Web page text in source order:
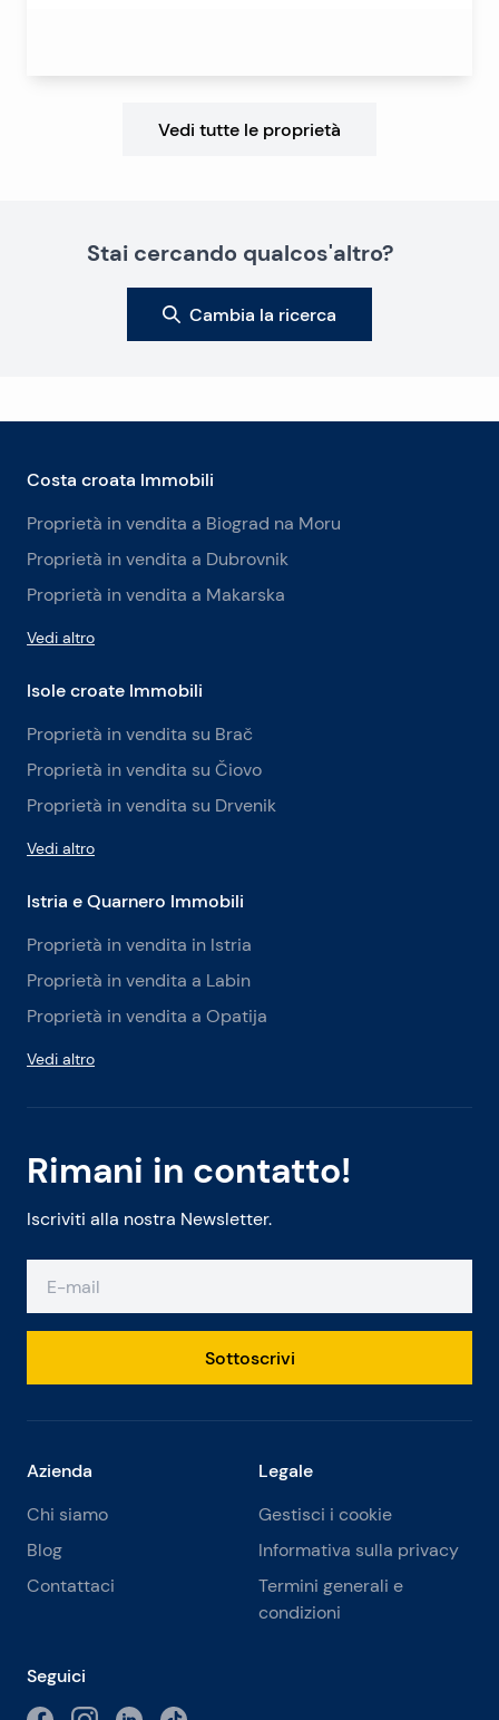
Vedi tutte le proprietà
Stai cercando qualcos'altro?
Cambia la ricerca
Rimani in contatto!
Iscriviti alla nostra Newsletter.
Sottoscrivi
Costa croata Immobili
Proprietà in vendita a Biograd na Moru
Proprietà in vendita a Dubrovnik
Proprietà in vendita a Makarska
Vedi altro
Isole croate Immobili
Proprietà in vendita su Brač
Proprietà in vendita su Čiovo
Proprietà in vendita su Drvenik
Vedi altro
Istria e Quarnero Immobili
Proprietà in vendita in Istria
Proprietà in vendita a Labin
Proprietà in vendita a Opatija
Vedi altro
Azienda
Chi siamo
Blog
Contattaci
Legale
Gestisci i cookie
Informativa sulla privacy
Termini generali e
condizioni
Seguici